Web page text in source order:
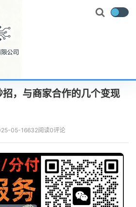
能
，与商家合作的几个变现
05-16632阅读0评论